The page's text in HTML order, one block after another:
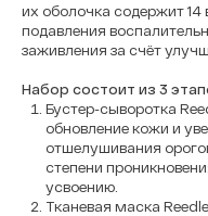
их оболочка содержит
подавления
заживления за счёт
Набор состоит из 3
Бустер-сыворотка
обновление кожи и
отшелушивания
степени
усвоению.
Тканевая маска